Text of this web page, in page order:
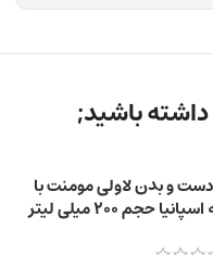
باشید;
و بدن لاولی مومنت با
حجم ۲۰۰ میلی لیتر